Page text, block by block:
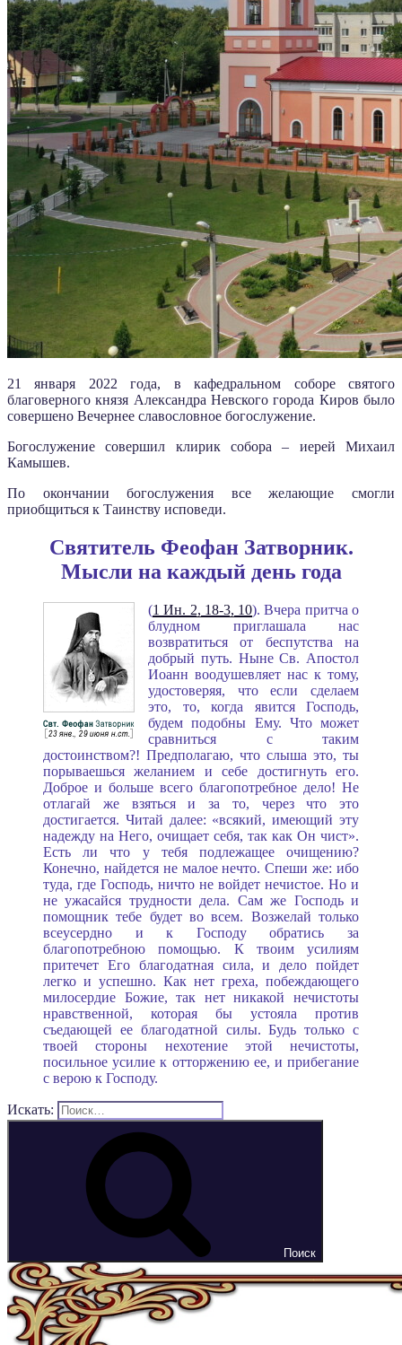
21 января 2022 года, в кафедральном соборе святого
благоверного князя Александра Невского города Киров было
совершено Вечернее славословное богослужение.
Богослужение совершил клирик собора – иерей Михаил
Камышев.
По окончании богослужения все желающие смогли
приобщиться к Таинству исповеди.
Святитель Феофан Затворник.
Мысли на каждый день года
(1 Ин. 2, 18-3, 10). Вчера притча о
блудном приглашала нас
возвратиться от беспутства на
добрый путь. Ныне Св. Апостол
Иоанн воодушевляет нас к тому,
удостоверяя, что если сделаем
это, то, когда явится Господь,
будем подобны Ему. Что может
сравниться с таким
достоинством?! Предполагаю, что слыша это, ты
порываешься желанием и себе достигнуть его.
Доброе и больше всего благопотребное дело! Не
отлагай же взяться и за то, через что это
достигается. Читай далее: «всякий, имеющий эту
надежду на Него, очищает себя, так как Он чист».
Есть ли что у тебя подлежащее очищению?
Конечно, найдется не малое нечто. Спеши же: ибо
туда, где Господь, ничто не войдет нечистое. Но и
не ужасайся трудности дела. Сам же Господь и
помощник тебе будет во всем. Возжелай только
всеусердно и к Господу обратись за
благопотребною помощью. К твоим усилиям
притечет Его благодатная сила, и дело пойдет
легко и успешно. Как нет греха, побеждающего
милосердие Божие, так нет никакой нечистоты
нравственной, которая бы устояла против
съедающей ее благодатной силы. Будь только с
твоей стороны нехотение этой нечистоты,
посильное усилие к отторжению ее, и прибегание
с верою к Господу.
Искать:
Поиск